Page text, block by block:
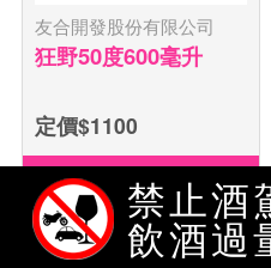
友合開發股份有限公司
狂野50度600毫升
定價$1100
分享
收藏
禁止酒
飲酒過